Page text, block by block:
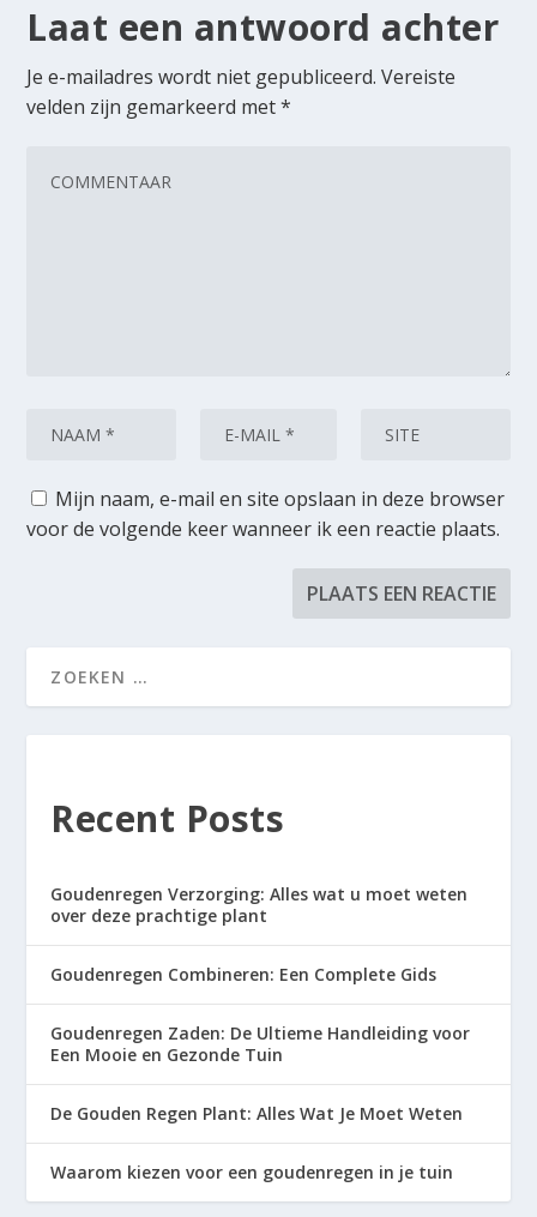
Laat een antwoord achter
Je e-mailadres wordt niet gepubliceerd. Vereiste
velden zijn gemarkeerd met*
Mijn naam, e-mail en site opslaan in deze browser
voor de volgende keer wanneer ik een reactie plaats.
Recent Posts
Goudenregen Verzorging: Alles wat u moet weten
over deze prachtige plant
Goudenregen Combineren: Een Complete Gids
Goudenregen Zaden: De Ultieme Handleiding voor
Een Mooie en Gezonde Tuin
De Gouden Regen Plant: Alles Wat Je Moet Weten
Waarom kiezen voor een goudenregen in je tuin